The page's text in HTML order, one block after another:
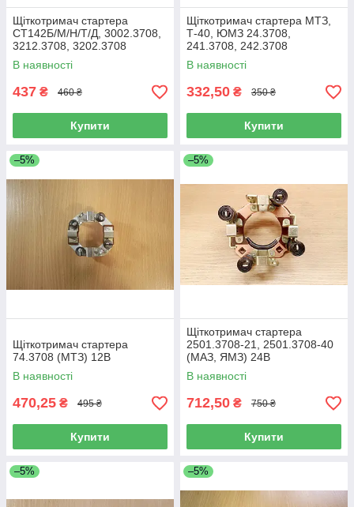
Щіткотримач стартера
СТ142Б/М/Н/Т/Д, 3002.3708,
3212.3708, 3202.3708
(Камаз, МАЗ, МТЗ) 24В
В наявності
437 ₴ 460 ₴
Купити
Щіткотримач стартера МТЗ,
Т-40, ЮМЗ 24.3708,
241.3708, 242.3708
(нов.обр), 12В
В наявності
332,50 ₴ 350 ₴
Купити
–5%
Щіткотримач стартера
74.3708 (МТЗ) 12В
В наявності
470,25 ₴ 495 ₴
Купити
–5%
Щіткотримач стартера
2501.3708-21, 2501.3708-40
(МАЗ, ЯМЗ) 24В
В наявності
712,50 ₴ 750 ₴
Купити
–5% –5%